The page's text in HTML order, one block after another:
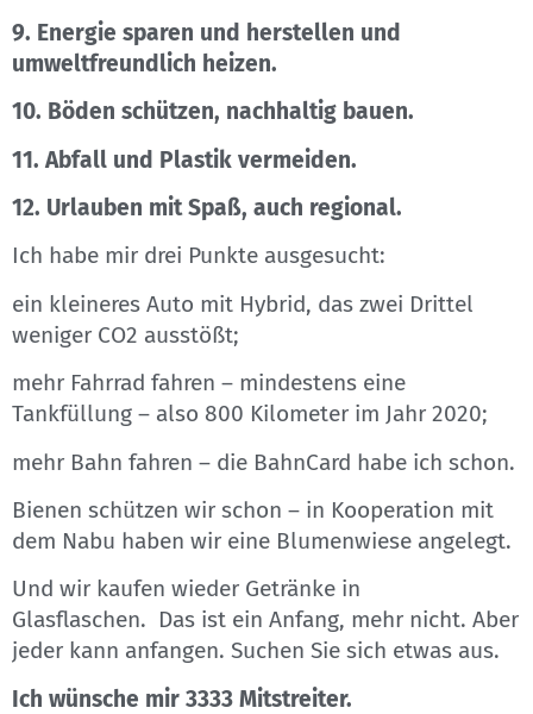
9. Energie sparen und herstellen und
umweltfreundlich heizen.
10. Böden schützen, nachhaltig bauen.
11. Abfall und Plastik vermeiden.
12. Urlauben mit Spaß, auch regional.
Ich habe mir drei Punkte ausgesucht:
ein kleineres Auto mit Hybrid, das zwei Drittel
weniger CO2 ausstößt;
mehr Fahrrad fahren – mindestens eine
Tankfüllung – also 800 Kilometer im Jahr 2020;
mehr Bahn fahren – die BahnCard habe ich schon.
Bienen schützen wir schon – in Kooperation mit
dem Nabu haben wir eine Blumenwiese angelegt.
Und wir kaufen wieder Getränke in
Glasflaschen. Das ist ein Anfang, mehr nicht. Aber
jeder kann anfangen. Suchen Sie sich etwas aus.
Ich wünsche mir 3333 Mitstreiter.